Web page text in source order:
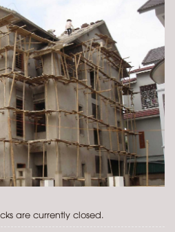
are currently closed.